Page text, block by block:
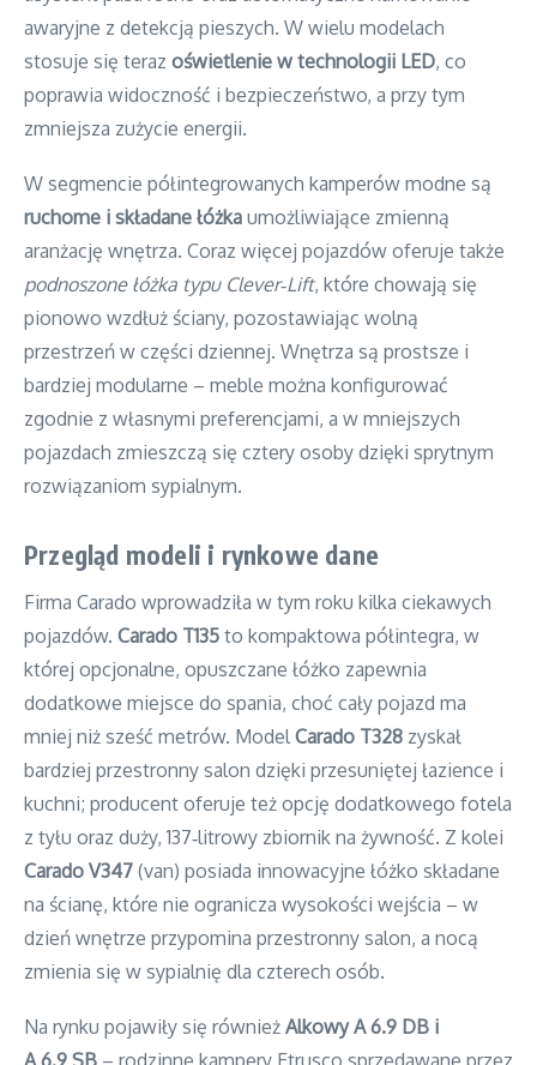
awaryjne z detekcją pieszych. W wielu modelach
stosuje się teraz oświetlenie w technologii LED, co
poprawia widoczność i bezpieczeństwo, a przy tym
zmniejsza zużycie energii.
W segmencie półintegrowanych kamperów modne są
ruchome i składane łóżka umożliwiające zmienną
aranżację wnętrza. Coraz więcej pojazdów oferuje także
podnoszone łóżka typu Clever‑Lift, które chowają się
pionowo wzdłuż ściany, pozostawiając wolną
przestrzeń w części dziennej. Wnętrza są prostsze i
bardziej modularne – meble można konfigurować
zgodnie z własnymi preferencjami, a w mniejszych
pojazdach zmieszczą się cztery osoby dzięki sprytnym
rozwiązaniom sypialnym.
Przegląd modeli i rynkowe dane
Firma Carado wprowadziła w tym roku kilka ciekawych
pojazdów. Carado T135 to kompaktowa półintegra, w
której opcjonalne, opuszczane łóżko zapewnia
dodatkowe miejsce do spania, choć cały pojazd ma
mniej niż sześć metrów. Model Carado T328 zyskał
bardziej przestronny salon dzięki przesuniętej łazience i
kuchni; producent oferuje też opcję dodatkowego fotela
z tyłu oraz duży, 137‑litrowy zbiornik na żywność. Z kolei
Carado V347 (van) posiada innowacyjne łóżko składane
na ścianę, które nie ogranicza wysokości wejścia – w
dzień wnętrze przypomina przestronny salon, a nocą
zmienia się w sypialnię dla czterech osób.
Na rynku pojawiły się również Alkowy A 6.9 DB i
A 6.9 SB – rodzinne kampery Etrusco sprzedawane przez